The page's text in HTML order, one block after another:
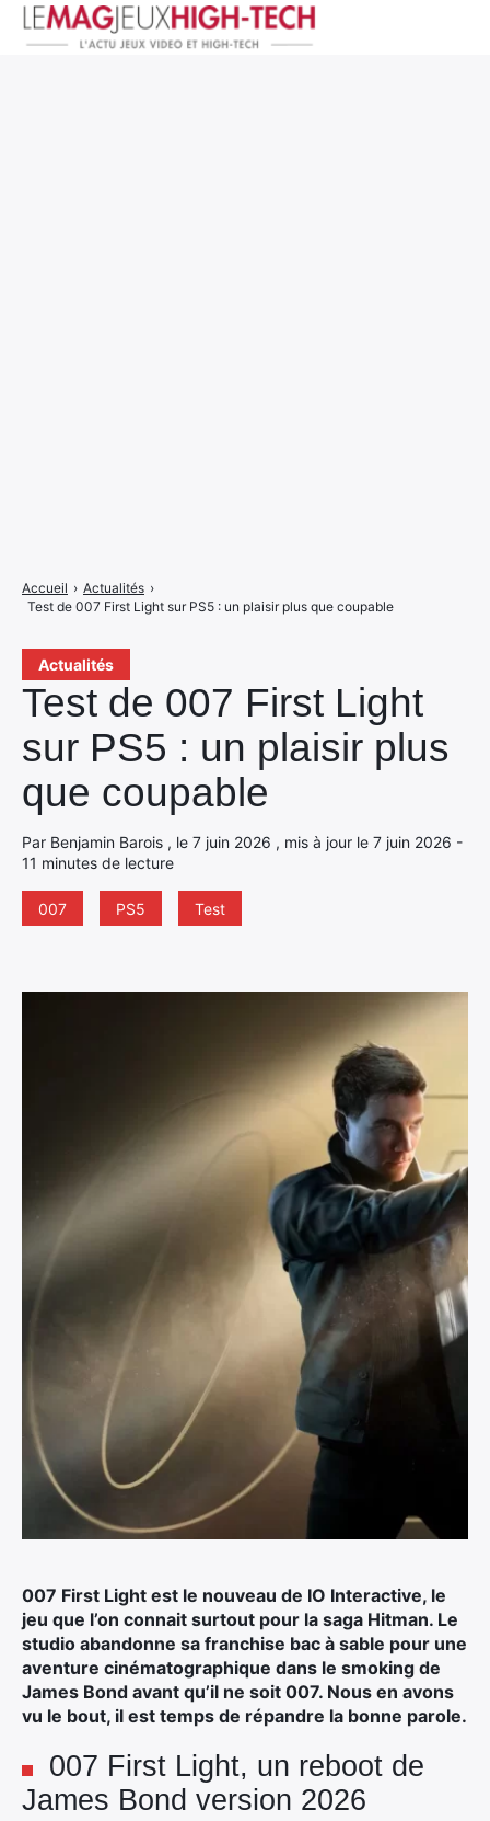
Actualités
Test de 007 First Light
sur PS5 : un plaisir plus
que coupable
Par Benjamin Barois , le 7 juin 2026 , mis à jour le 7 juin 2026 -
11 minutes de lecture
007 PS5 Test
Accueil › Actualités ›
Test de 007 First Light sur PS5 : un plaisir plus que coupable
007 First Light est le nouveau de IO Interactive, le
jeu que l’on connait surtout pour la saga Hitman. Le
studio abandonne sa franchise bac à sable pour une
aventure cinématographique dans le smoking de
James Bond avant qu’il ne soit 007. Nous en avons
vu le bout, il est temps de répandre la bonne parole.
007 First Light, un reboot de
James Bond version 2026